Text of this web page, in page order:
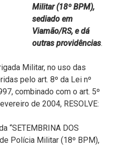
Militar (18º BPM),
sediado em
Viamão/RS, e dá
outras providências.
Militar, no uso das
pelo art. 8º da Lei nº
combinado com o art. 5º
de 2004, RESOLVE:
“SETEMBRINA DOS
Polícia Militar (18º BPM),